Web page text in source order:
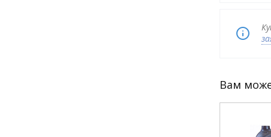
Вам